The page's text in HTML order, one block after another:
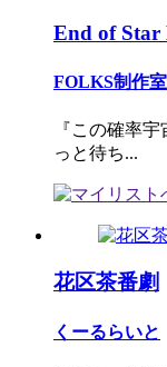
End of Star
FOLKS制作室
『この確率
っと待ち...
花区茶番劇
くーるらいと